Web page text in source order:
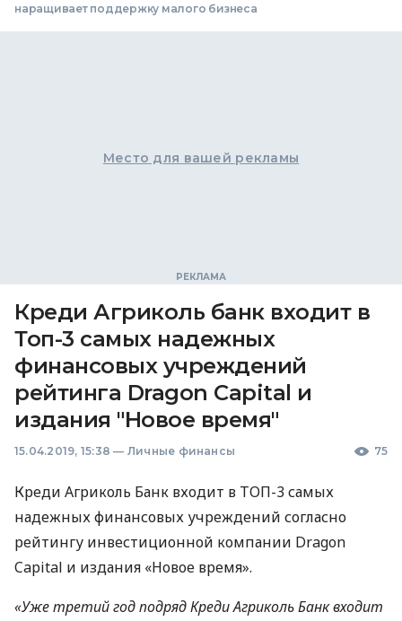
наращивает поддержку малого бизнеса
Место для вашей рекламы
Креди Агриколь банк входит в
Топ-3 самых надежных
финансовых учреждений
рейтинга Dragon Capital и
издания "Новое время"
15.04.2019, 15:38 — Личные финансы 75
Креди Агриколь Банк входит в ТОП-3 самых
надежных финансовых учреждений согласно
рейтингу инвестиционной компании Dragon
Capital и издания «Новое время».
«Уже третий год подряд Креди Агриколь Банк входит